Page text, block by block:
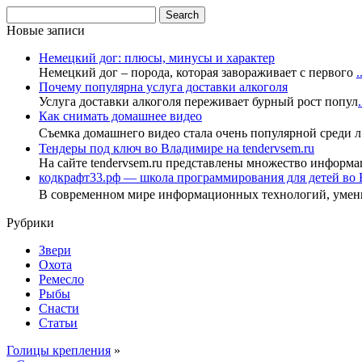
Новые записи
Немецкий дог: плюсы, минусы и характер
Немецкий дог – порода, которая завораживает с первого
Почему популярна услуга доставки алкоголя
Услуга доставки алкоголя переживает бурный рост попул
Как снимать домашнее видео
Съемка домашнего видео стала очень популярной среди
Тендеры под ключ во Владимире на tendervsem.ru
На сайте tendervsem.ru представлены множество
кодкрафт33.рф — школа программирования для детей во
В современном мире информационных технологий,
Рубрики
Звери
Охота
Ремесло
Рыбы
Снасти
Статьи
Голицы крепления »